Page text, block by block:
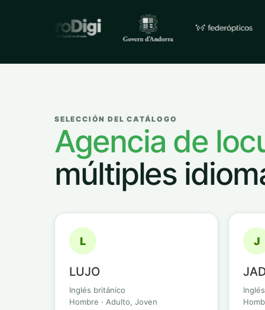
Empresas y
SELECCIÓN DEL CATÁLOGO
Agencia de
múltiples
L
LUJO
Inglés británico
Hombre · Adulto, Joven
J